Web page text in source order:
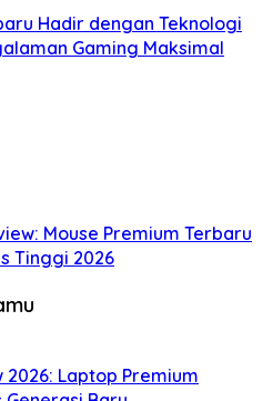
Hadir dengan Teknologi
Gaming Maksimal
Mouse Premium Terbaru
Tinggi 2026
2026: Laptop Premium